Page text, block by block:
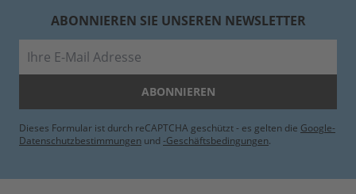
ABONNIEREN SIE UNSEREN NEWSLETTER
ABONNIEREN
Dieses Formular ist durch reCAPTCHA geschützt - es gelten die Google-
Datenschutzbestimmungen und -Geschäftsbedingungen.